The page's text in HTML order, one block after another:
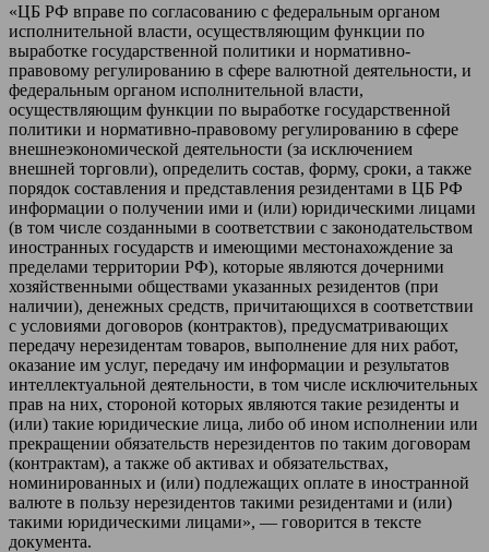
«ЦБ РФ вправе по согласованию с федеральным органом
исполнительной власти, осуществляющим функции по
выработке государственной политики и нормативно-
правовому регулированию в сфере валютной деятельности, и
федеральным органом исполнительной власти,
осуществляющим функции по выработке государственной
политики и нормативно-правовому регулированию в сфере
внешнеэкономической деятельности (за исключением
внешней торговли), определить состав, форму, сроки, а также
порядок составления и представления резидентами в ЦБ РФ
информации о получении ими и (или) юридическими лицами
(в том числе созданными в соответствии с законодательством
иностранных государств и имеющими местонахождение за
пределами территории РФ), которые являются дочерними
хозяйственными обществами указанных резидентов (при
наличии), денежных средств, причитающихся в соответствии
с условиями договоров (контрактов), предусматривающих
передачу нерезидентам товаров, выполнение для них работ,
оказание им услуг, передачу им информации и результатов
интеллектуальной деятельности, в том числе исключительных
прав на них, стороной которых являются такие резиденты и
(или) такие юридические лица, либо об ином исполнении или
прекращении обязательств нерезидентов по таким договорам
(контрактам), а также об активах и обязательствах,
номинированных и (или) подлежащих оплате в иностранной
валюте в пользу нерезидентов такими резидентами и (или)
такими юридическими лицами», — говорится в тексте
документа.